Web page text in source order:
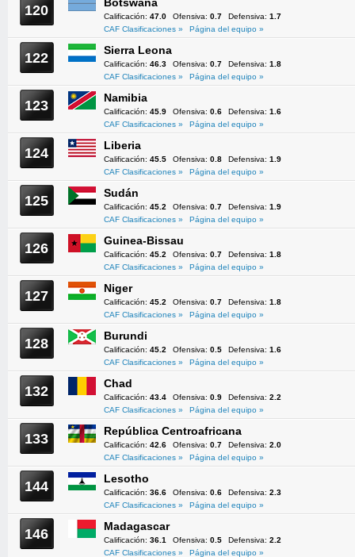
120 Calificación: 47.0 Ofensiva: 0.7 Defensiva: 1.7
CAF Clasificaciones »
Página del equipo »
122 Sierra Leona
Calificación: 46.3 Ofensiva: 0.7 Defensiva: 1.8
CAF Clasificaciones »
Página del equipo »
123 Namibia
Calificación: 45.9 Ofensiva: 0.6 Defensiva: 1.6
CAF Clasificaciones »
Página del equipo »
124 Liberia
Calificación: 45.5 Ofensiva: 0.8 Defensiva: 1.9
CAF Clasificaciones »
Página del equipo »
125 Sudán
Calificación: 45.2 Ofensiva: 0.7 Defensiva: 1.9
CAF Clasificaciones »
Página del equipo »
126 Guinea-Bissau
Calificación: 45.2 Ofensiva: 0.7 Defensiva: 1.8
CAF Clasificaciones »
Página del equipo »
127 Niger
Calificación: 45.2 Ofensiva: 0.7 Defensiva: 1.8
CAF Clasificaciones »
Página del equipo »
128 Burundi
Calificación: 45.2 Ofensiva: 0.5 Defensiva: 1.6
CAF Clasificaciones »
Página del equipo »
132 Chad
Calificación: 43.4 Ofensiva: 0.9 Defensiva: 2.2
CAF Clasificaciones »
Página del equipo »
133 República Centroafricana
Calificación: 42.6 Ofensiva: 0.7 Defensiva: 2.0
CAF Clasificaciones »
Página del equipo »
144 Lesotho
Calificación: 36.6 Ofensiva: 0.6 Defensiva: 2.3
CAF Clasificaciones »
Página del equipo »
146 Madagascar
Calificación: 36.1 Ofensiva: 0.5 Defensiva: 2.2
CAF Clasificaciones »
Página del equipo »